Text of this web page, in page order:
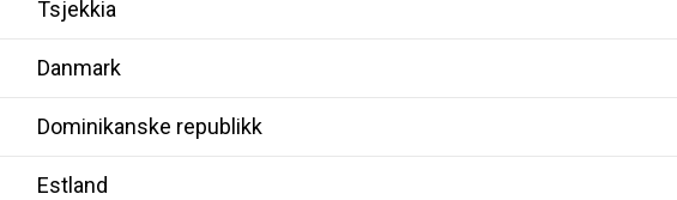
Tsjekkia
Danmark
Dominikanske republikk
Estland